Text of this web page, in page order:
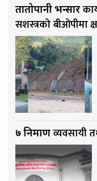
तातोपानी भन्सार
सशस्त्रको बीओपीमा
७ निर्माणव्यवसायी